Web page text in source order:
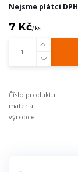
Nejsme plátci DPH
7 Kč/ks
Číslo produktu:
materiál:
výrobce: